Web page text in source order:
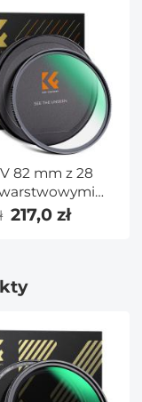
kolorowe 5
82 mm z 28
- Seria
217,0 zł